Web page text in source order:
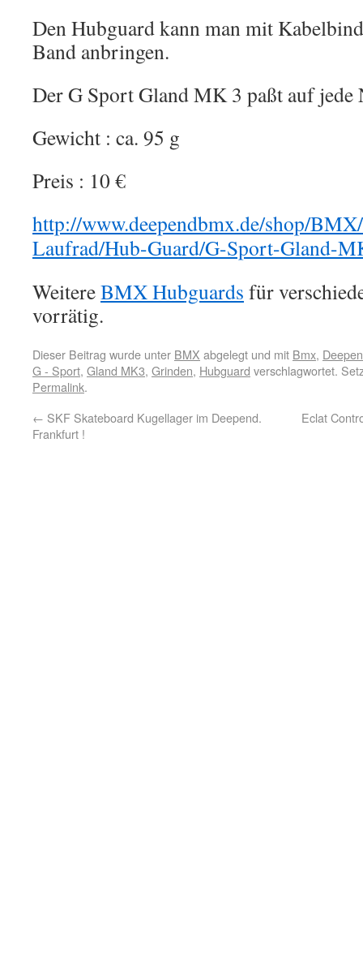
Den Hubguard kann man mit
Band anbringen.
Der G Sport Gland MK 3 paßt auf jede
Gewicht : ca. 95 g
Preis : 10 €
http://www.deependbmx.de/shop/
Laufrad/Hub-Guard/G-Sport-Gland-
WeitereBMX Hubguards für
vorrätig.
Dieser Beitrag wurde unter BMX abgelegt und mit Bmx,
G - Sport, Gland MK3, Grinden, Hubguard verschlagwortet.
Permalink.
← SKF Skateboard Kugellager im Deepend.
Frankfurt !
Eclat